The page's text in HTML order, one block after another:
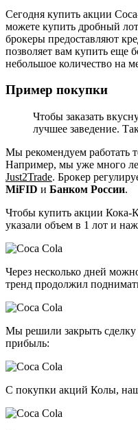
Сегодня купить акции
можете купить дробный
брокеры предоставляют
позволяет вам купить еще
небольшое количество на
Пример покупки
Чтобы заказать
лучшее заведение.
Мы рекомендуем работать
Например, мы уже много
Just2Trade. Брокер
MiFID и Банком России.
Чтобы купить акции Кока-
указали объем в 1 лот и
Через несколько дней
тренд продолжил
Мы решили закрыть
прибыль:
С покупки акций Колы,